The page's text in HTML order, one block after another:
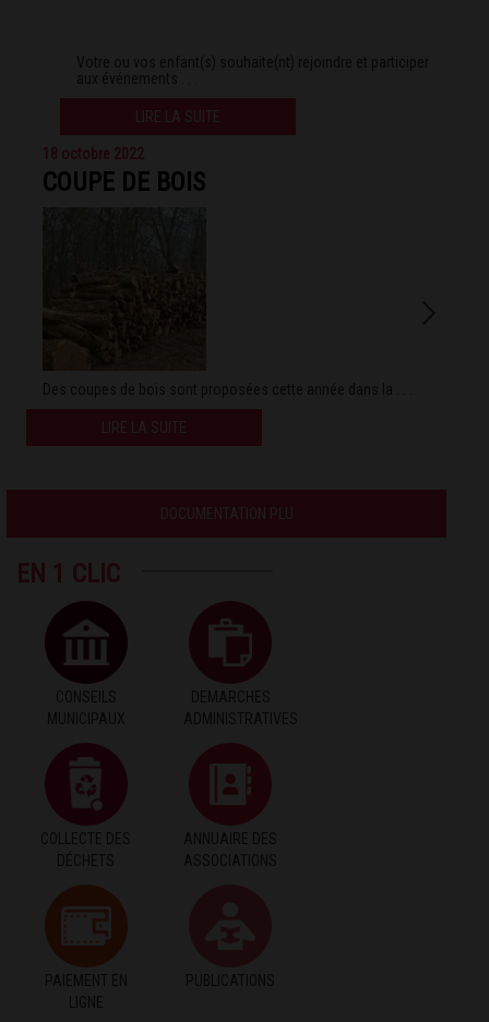
Votre ou vos enfant(s) souhaite(nt) rejoindre et participer
aux événements . . .
LIRE LA SUITE
18 octobre 2022
COUPE DE BOIS
Des coupes de bois sont proposées cette année dans la . . .
LIRE LA SUITE
DOCUMENTATION PLU
EN 1 CLIC
CONSEILS
MUNICIPAUX
DEMARCHES
ADMINISTRATIVES
COLLECTE DES
DÉCHETS
ANNUAIRE DES
ASSOCIATIONS
PAIEMENT EN
LIGNE
PUBLICATIONS